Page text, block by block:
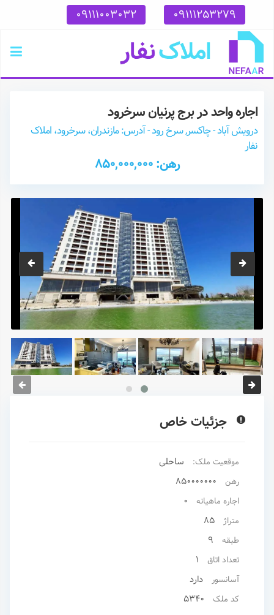
09111253279
09111003032
اجاره واحد در برج پرنیان سرخرود
درویش آباد - چاکسر, سرخ رود - آدرس: مازندران، سرخرود، املاک
نفار
رهن: 850,000,000
جزئیات خاص
موقعیت ملک: ساحلی
رهن 850000000
اجاره ماهیانه 0
متراژ 85
طبقه 9
تعداد اتاق 1
آسانسور دارد
کد ملک 5340